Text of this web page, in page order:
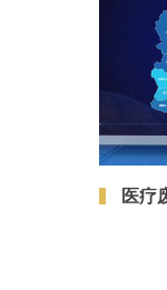
医疗